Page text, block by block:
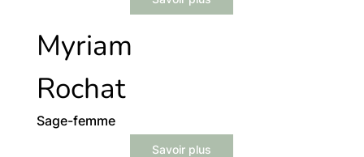
Myriam
Rochat
Sage-femme
Savoir plus